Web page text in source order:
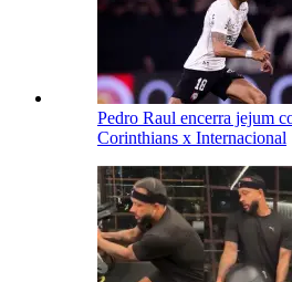
Pedro Raul encerra jejum
Corinthians x Internacional